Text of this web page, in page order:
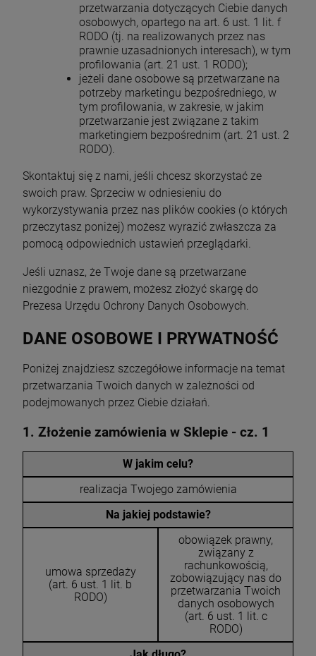
przetwarzania dotyczących Ciebie danych
osobowych, opartego na art. 6 ust. 1 lit. f
RODO (tj. na realizowanych przez nas
prawnie uzasadnionych interesach), w tym
profilowania (art. 21 ust. 1 RODO);
jeżeli dane osobowe są przetwarzane na
potrzeby marketingu bezpośredniego, w
tym profilowania, w zakresie, w jakim
przetwarzanie jest związane z takim
marketingiem bezpośrednim (art. 21 ust. 2
RODO).
Skontaktuj się z nami, jeśli chcesz skorzystać ze
swoich praw. Sprzeciw w odniesieniu do
wykorzystywania przez nas plików cookies (o których
przeczytasz poniżej) możesz wyrazić zwłaszcza za
pomocą odpowiednich ustawień przeglądarki.
Jeśli uznasz, że Twoje dane są przetwarzane
niezgodnie z prawem, możesz złożyć skargę do
Prezesa Urzędu Ochrony Danych Osobowych.
DANE OSOBOWE I PRYWATNOŚĆ
Poniżej znajdziesz szczegółowe informacje na temat
przetwarzania Twoich danych w zależności od
podejmowanych przez Ciebie działań.
1. Złożenie zamówienia w Sklepie - cz. 1
W jakim celu?
realizacja Twojego zamówienia
Na jakiej podstawie?
umowa sprzedaży
(art. 6 ust. 1 lit. b
RODO)
obowiązek prawny,
związany z
rachunkowością,
zobowiązujący nas do
przetwarzania Twoich
danych osobowych
(art. 6 ust. 1 lit. c
RODO)